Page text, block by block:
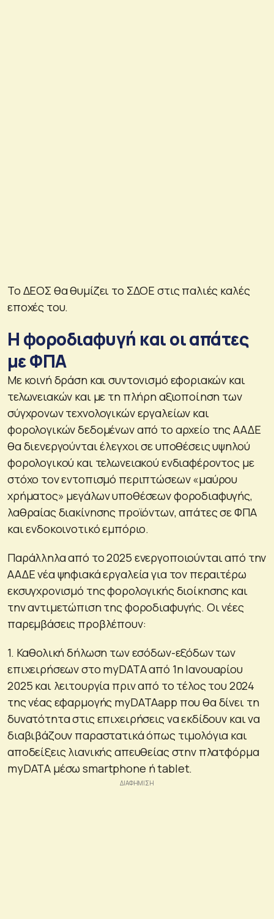
Το ΔΕΟΣ θα θυμίζει το ΣΔΟΕ στις παλιές καλές
εποχές του.
Η φοροδιαφυγή και οι απάτες
με ΦΠΑ
Με κοινή δράση και συντονισμό εφοριακών και
τελωνειακών και με τη πλήρη αξιοποίηση των
σύγχρονων τεχνολογικών εργαλείων και
φορολογικών δεδομένων από το αρχείο της ΑΑΔΕ
θα διενεργούνται έλεγχοι σε υποθέσεις υψηλού
φορολογικού και τελωνειακού ενδιαφέροντος με
στόχο τον εντοπισμό περιπτώσεων «μαύρου
χρήματος» μεγάλων υποθέσεων φοροδιαφυγής,
λαθραίας διακίνησης προϊόντων, απάτες σε ΦΠΑ
και ενδοκοινοτικό εμπόριο.
Παράλληλα από το 2025 ενεργοποιούνται από την
ΑΑΔΕ νέα ψηφιακά εργαλεία για τον περαιτέρω
εκσυγχρονισμό της φορολογικής διοίκησης και
την αντιμετώπιση της φοροδιαφυγής. Οι νέες
παρεμβάσεις προβλέπουν:
1. Καθολική δήλωση των εσόδων-εξόδων των
επιχειρήσεων στο myDATA από 1η Ιανουαρίου
2025 και λειτουργία πριν από το τέλος του 2024
της νέας εφαρμογής myDATAapp που θα δίνει τη
δυνατότητα στις επιχειρήσεις να εκδίδουν και να
διαβιβάζουν παραστατικά όπως τιμολόγια και
αποδείξεις λιανικής απευθείας στην πλατφόρμα
myDATA μέσω smartphone ή tablet.